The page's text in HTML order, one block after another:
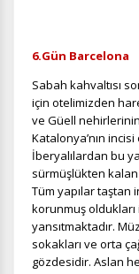
6.Gün Barcelona
Sabah kahvaltısı
için otelimizden
ve Güell
Katalonya’nın
İberyalılardan bu
sürmüşlükten
Tüm yapılar taştan
korunmuş
yansıtmaktadır.
sokakları ve orta
gözdesidir. Aslan